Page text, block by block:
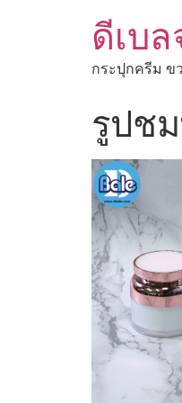
ดีเบ
กระปุกครีม ข
รูปช